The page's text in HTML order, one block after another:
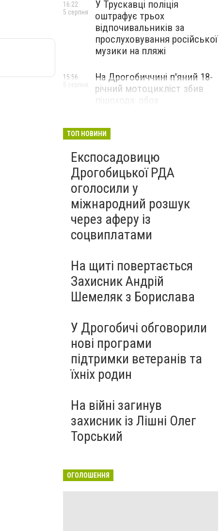
У Трускавці поліція
оштрафує трьох
відпочивальників за
прослуховування російської
музики на пляжі
16:22
5 серпня
На Дрогобиччині п'яний 18-
річний мотоцикліст збив
пішохода: обох
15:56
5 серпня
ТОП НОВИНИ
Експосадовицю
Дрогобицької РДА
оголосили у
міжнародний розшук
через аферу із
соцвиплатами
На щиті повертається
Захисник Андрій
Шемеляк з Борислава
У Дрогобичі обговорили
нові програми
підтримки ветеранів та
їхніх родин
На війні загинув
захисник із Лішні Олег
Торський
ОГОЛОШЕННЯ